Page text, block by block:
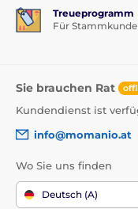
Treueprogramm
Für
Sie brauchen Rat
Kundendienst ist
info@momanio.at
Wo Sie uns finden
Deutsch (A)